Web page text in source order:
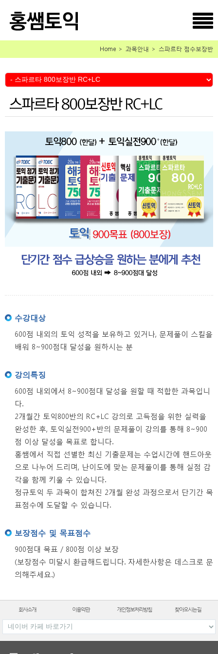
Home ＞ 과목안내 ＞ 스파르타 점수보장반
수강대상
600점 내외의 토익 성적을 보유하고 있거나, 문제풀이 스킬을
배워 8~900점대 달성을 원하시는 분
강의특징
600점 내외에서 8~900점대 달성을 원할 때 적합한 과목입니
다.
2개월간 토익800반의 RC+LC 강의로 고득점을 위한 실력을
완성한 후, 토익실전900+반의 문제풀이 강의를 통해 8~900
점 이상 달성을 목표로 합니다.
홍쌤에서 직접 선별한 최신 기출문제는 수업시간에 핸드아웃
으로 나누어 드리며, 난이도에 맞는 문제풀이를 통해 실점 감
각을 함께 키울 수 있습니다.
정규토익 두 과목이 합쳐진 2개월 완성 과정으로서 단기간 목
표점수에 도달할 수 있습니다.
보장점수 및 목표점수
900점대 목표 / 800점 이상 보장
(보장점수 미달시 환급해드립니다. 자세한사항은 데스크로 문
의해주세요.)
회사소개 이용약관 개인정보처리방침 찾아오시는길